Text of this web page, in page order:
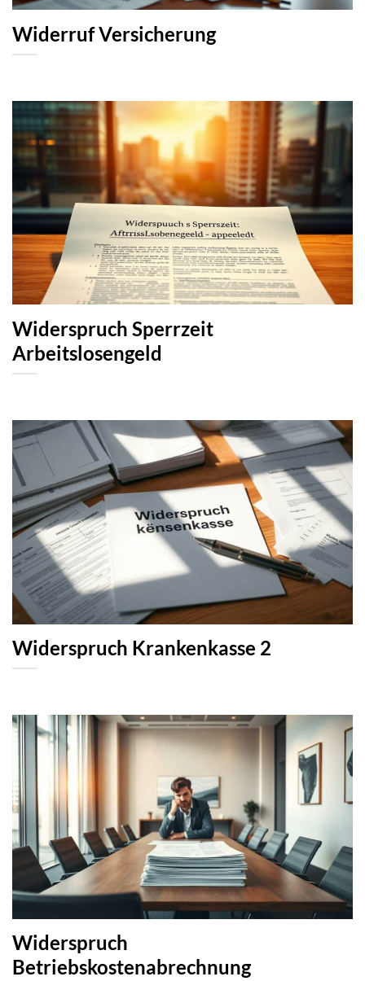
Widerruf Versicherung
Widerspruch Sperrzeit
Arbeitslosengeld
Widerspruch Krankenkasse 2
Widerspruch
Betriebskostenabrechnung